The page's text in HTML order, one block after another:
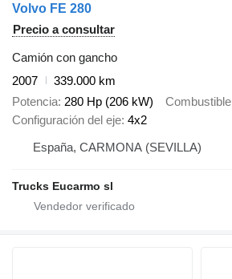
Volvo FE 280
Precio a consultar
Camión con gancho
2007
339.000 km
Potencia 280 Hp (206 kW) Combustible
Configuración del eje 4x2
España, CARMONA (SEVILLA)
Trucks Eucarmo sl